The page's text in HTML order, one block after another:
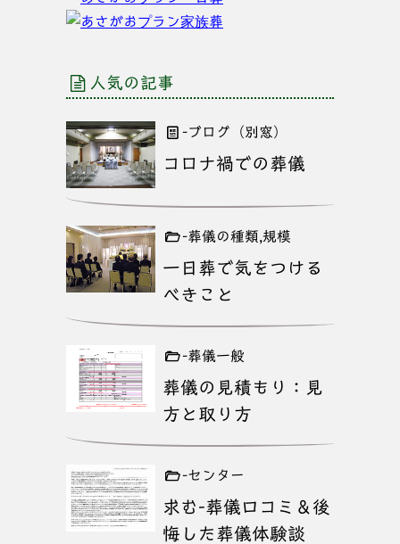
人気の記事
-ブログ（別窓）
コロナ禍での葬儀
-葬儀の種類,規模
一日葬で気をつける
べきこと
-葬儀一般
葬儀の見積もり：見
方と取り方
-センター
求む-葬儀口コミ＆後
悔した葬儀体験談